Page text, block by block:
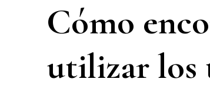
Cómo
utilizar los